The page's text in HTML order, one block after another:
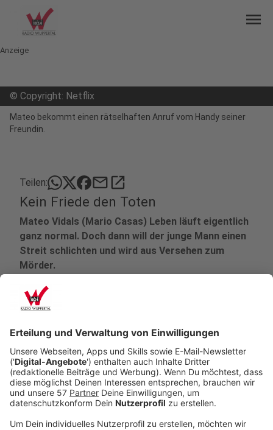
menu
Anzeige
© Copyright: Netflix
Mateo bekommt einen rätselhaften Anruf vom Handy seiner
Freundin.
Teilen: mailopen_in_new
Kein Friede den Toten
Mateo Vidals (Mario Casas) Leben läuft eigentlich
ganz normal. Doch dann will der junge Mann einen
Streit schlichten und wird aus Versehen zum
Mörder.
Veröffentlicht:
Mateo muss ins Gefängnis. Neun Jahre später lebt er
wieder in Freiheit und versucht die schreckliche Tat
aus seiner Vergangenheit zu vergessen. Mit seiner
schwangeren Frau Olivia (Aura Garrido) an der Seite,
hofft er auf ein normales Leben und eine glückliche